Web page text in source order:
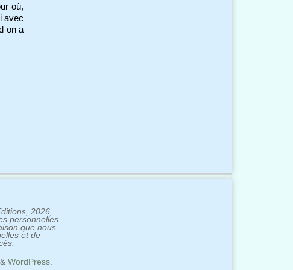
où,
avec
on a
2026,
personnelles
que nous
et de
& WordPress.